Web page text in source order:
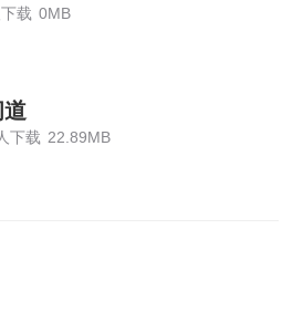
下载 0MB
下载 22.89MB